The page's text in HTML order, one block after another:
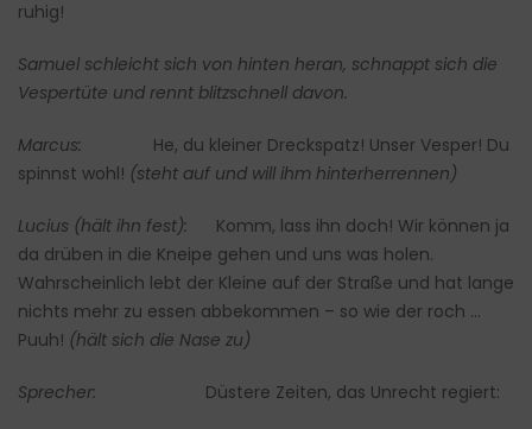
ruhig!
Samuel schleicht sich von hinten heran, schnappt sich die
Vespertüte und rennt blitzschnell davon.
Marcus: He, du kleiner Dreckspatz! Unser Vesper! Du
spinnst wohl! (steht auf und will ihm hinterherrennen)
Lucius (hält ihn fest): Komm, lass ihn doch! Wir können ja
da drüben in die Kneipe gehen und uns was holen.
Wahrscheinlich lebt der Kleine auf der Straße und hat lange
nichts mehr zu essen abbekommen – so wie der roch …
Puuh! (hält sich die Nase zu)
Sprecher: Düstere Zeiten, das Unrecht regiert: